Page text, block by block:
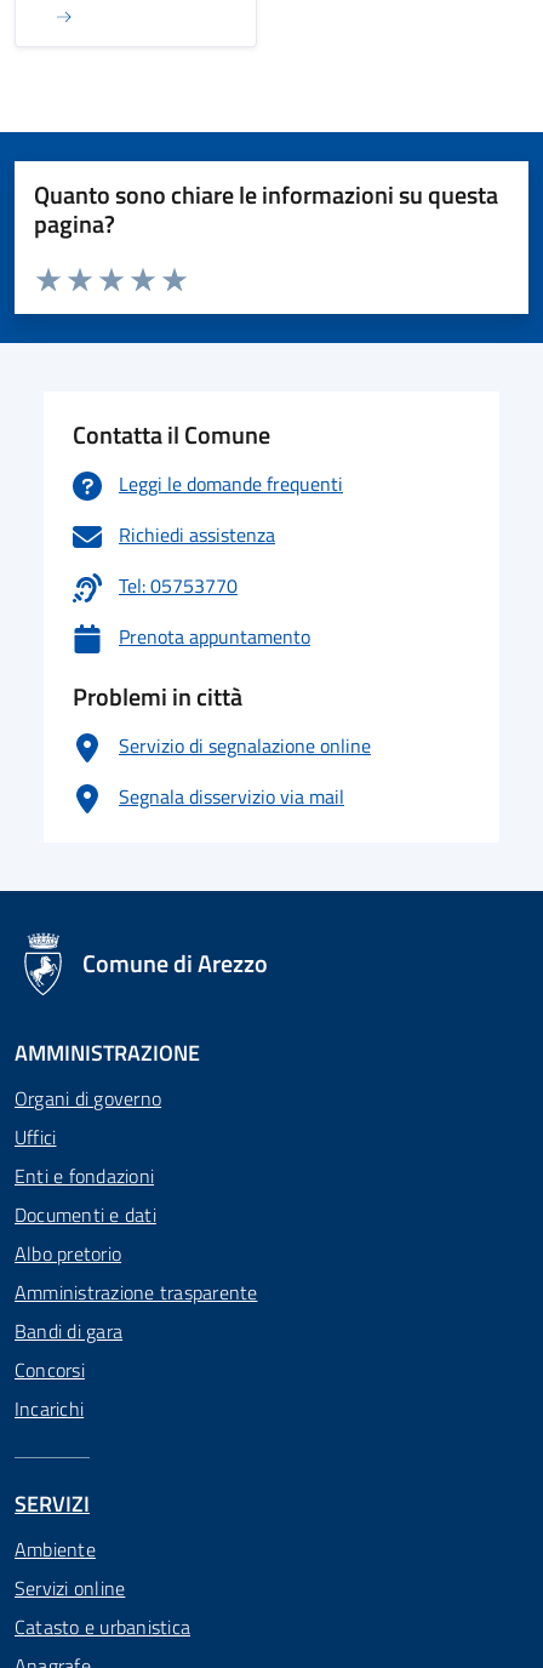
Quanto sono chiare le informazioni su questa
pagina?
Valuta da 1 a 5 stelle la pagina
Valuta 5 stelle su 5
Valuta 4 stelle su 5
Valuta 3 stelle su 5
Valuta 2 stelle su 5
Valuta 1 stelle su 5
Contatta il Comune
Leggi le domande frequenti
Richiedi assistenza
Tel: 05753770
Prenota appuntamento
Problemi in città
Servizio di segnalazione online
Segnala disservizio via mail
logo Unione Europea
Comune di Arezzo
AMMINISTRAZIONE
Organi di governo
Uffici
Enti e fondazioni
Documenti e dati
Albo pretorio
Amministrazione trasparente
Bandi di gara
Concorsi
Incarichi
SERVIZI
Ambiente
Servizi online
Catasto e urbanistica